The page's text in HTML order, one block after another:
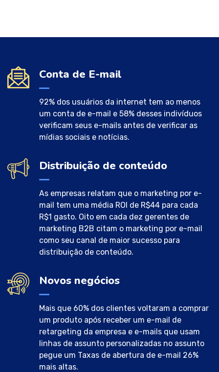
Conta de E-mail
92% dos usuários da internet tem ao menos
um conta de e-mail e 58% desses indivíduos
verificam seus e-mails antes de verificar as
mídias sociais e notícias.
Distribuição de conteúdo
As empresas relatam que o marketing por e-
mail tem uma média ROI de R$44 para cada
R$1 gasto. Oito em cada dez gerentes de
marketing B2B citam o marketing por e-mail
como seu canal de maior sucesso para
distribuição de conteúdo.
Novos negócios
Mais que 60% dos clientes voltaram a comprar
um produto após receber um e-mail de
retargeting da empresa e e-mails que usam
linhas de assunto personalizadas no assunto
pegue um Taxas de abertura de e-mail 26%
mais altas.